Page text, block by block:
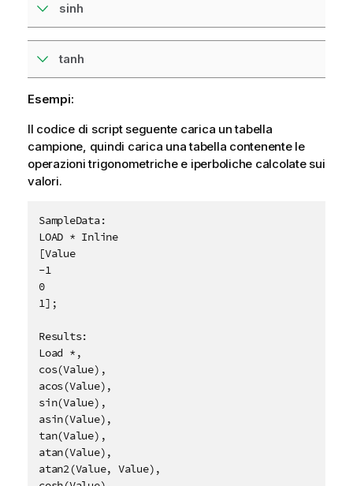
sinh
tanh
Esempi:
Il codice di script seguente carica un tabella
campione, quindi carica una tabella contenente le
operazioni trigonometriche e iperboliche calcolate sui
valori.
SampleData:
LOAD * Inline
[Value
-1
0
1];
Results:
Load *,
cos(Value),
acos(Value),
sin(Value),
asin(Value),
tan(Value),
atan(Value),
atan2(Value, Value),